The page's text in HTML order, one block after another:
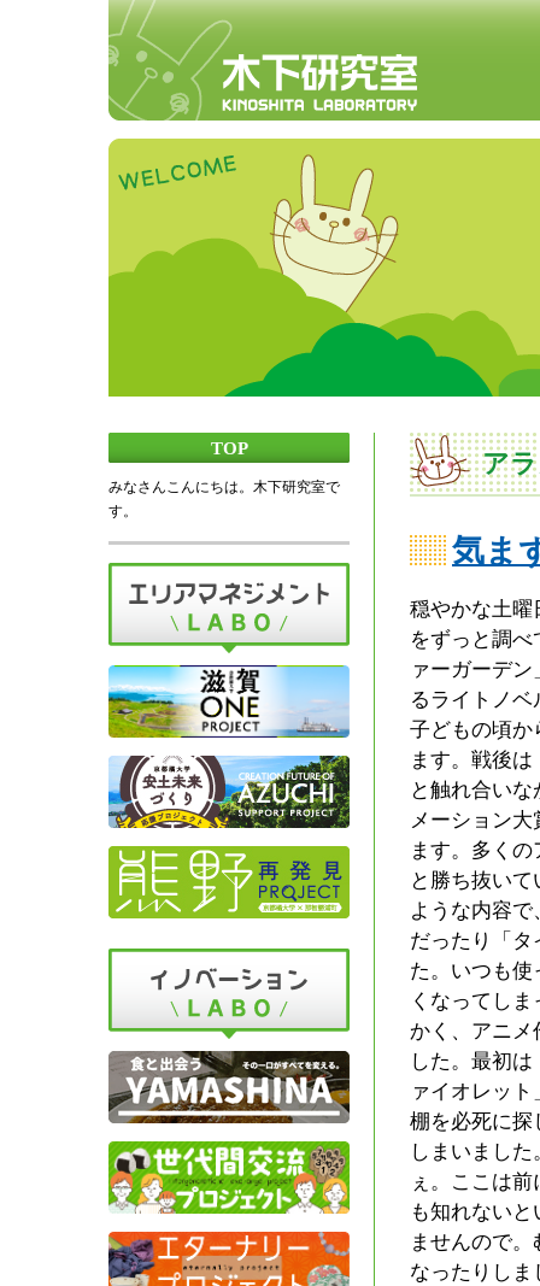
TOP
みなさんこんにちは。木下研究室で
す。
ア
気ま
穏やかな土曜
をずっと調
ァーガーデ
るライトノ
子どもの頃か
ます。戦後
と触れ合い
メーション
ます。多く
と勝ち抜い
ような内容
だったり「
た。いつも
くなってし
かく、アニ
した。最初
ァイオレッ
棚を必死に探
しまいまし
ぇ。ここは
も知れない
ませんので
なったりしま